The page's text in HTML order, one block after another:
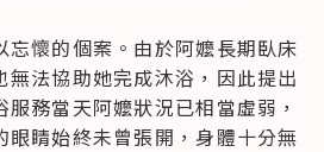
忘懷的個案。由於阿嬤長期臥床
法協助她完成沐浴，因此提出
務當天阿嬤狀況已相當虛弱，
睛始終未曾張開，身體十分無